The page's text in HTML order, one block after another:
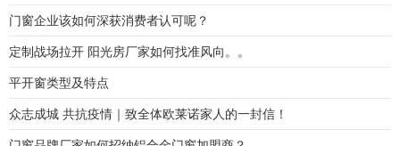
门窗企业该如何深获消费者认可呢？
定制战场拉开 阳光房厂家如何找准风向。。
平开窗类型及特点
众志成城 共抗疫情｜致全体欧莱诺家人的一封信！